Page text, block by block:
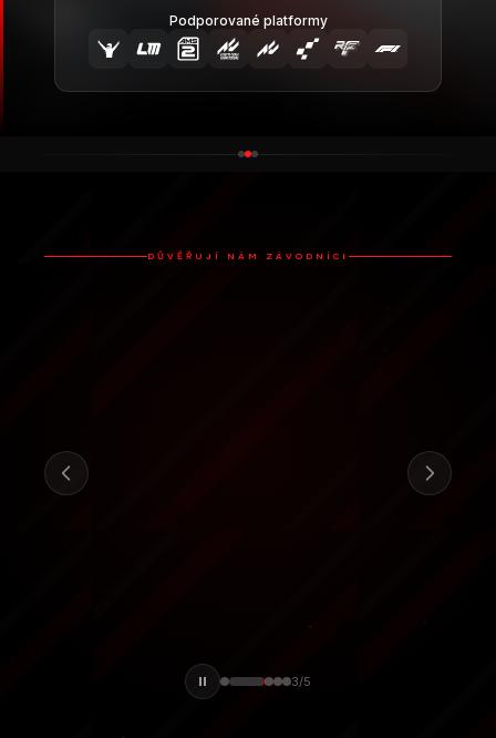
Podporované platformy
DŮVĚŘUJÍ NÁM ZÁVODNÍCI
3/5